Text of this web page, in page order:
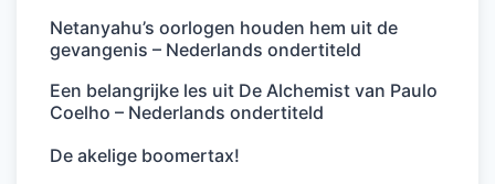
Netanyahu’s oorlogen houden hem uit de
gevangenis – Nederlands ondertiteld
Een belangrijke les uit De Alchemist van Paulo
Coelho – Nederlands ondertiteld
De akelige boomertax!